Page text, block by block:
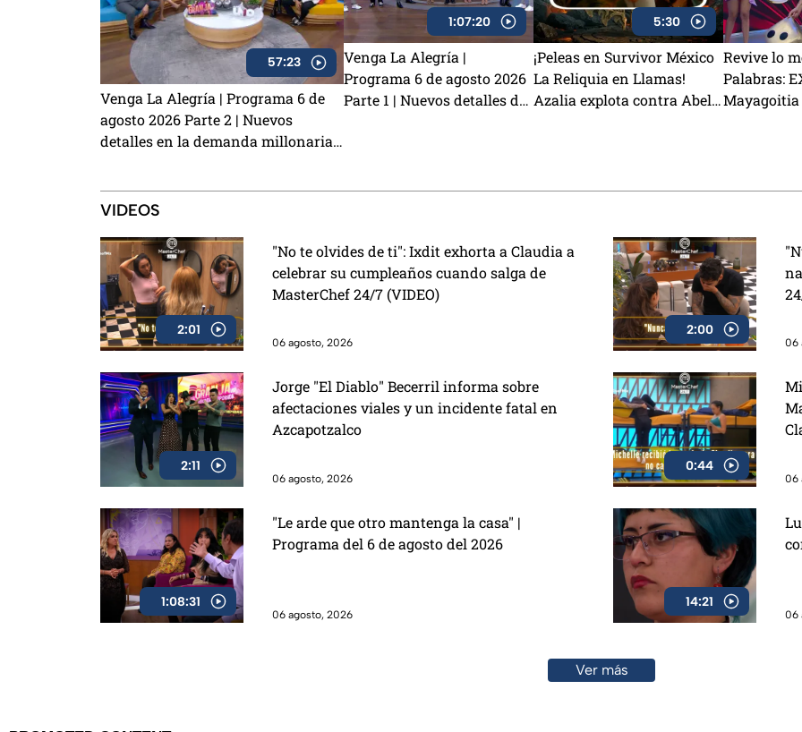
57:23
Venga La Alegría | Programa 6 de
agosto 2026 Parte 2 | Nuevos
detalles en la demanda millonaria
confirmado para La Granja VIP 2
1:07:20
Venga La Alegría |
Programa 6 de agosto 2026
Parte 1 | Nuevos detalles del
5:30
¡Peleas en Survivor México
La Reliquia en Llamas!
Azalia explota contra Abel y
Revive lo
Palabras:
Mayagoitia
VIDEOS
2:01
"No te olvides de ti": Ixdit exhorta a Claudia a
celebrar su cumpleaños cuando salga de
MasterChef 24/7 (VIDEO)
06 agosto, 2026
2:00
06
2:11
Jorge "El Diablo" Becerril informa sobre
afectaciones viales y un incidente fatal en
Azcapotzalco
06 agosto, 2026
0:44
06
1:08:31
"Le arde que otro mantenga la casa" |
Programa del 6 de agosto del 2026
06 agosto, 2026
14:21
06
Ver más